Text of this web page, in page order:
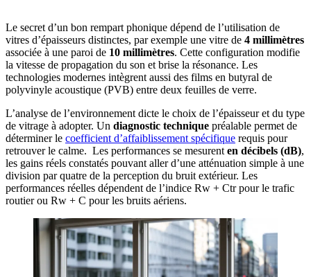
Le secret d’un bon rempart phonique dépend de l’utilisation de
vitres d’épaisseurs distinctes, par exemple une vitre de 4 millimètres
associée à une paroi de 10 millimètres. Cette configuration modifie
la vitesse de propagation du son et brise la résonance. Les
technologies modernes intègrent aussi des films en butyral de
polyvinyle acoustique (PVB) entre deux feuilles de verre.
L’analyse de l’environnement dicte le choix de l’épaisseur et du type
de vitrage à adopter. Un diagnostic technique préalable permet de
déterminer le coefficient d’affaiblissement spécifique requis pour
retrouver le calme. Les performances se mesurent en décibels (dB),
les gains réels constatés pouvant aller d’une atténuation simple à une
division par quatre de la perception du bruit extérieur. Les
performances réelles dépendent de l’indice Rw + Ctr pour le trafic
routier ou Rw + C pour les bruits aériens.